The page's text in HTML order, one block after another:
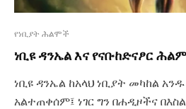
የነቢያት ሕልሞች
ነቢዩ ዳንኤል እና የናቡከድናፆር ሕልም
ነቢዩ ዳንኤል ከአላህ ነቢያት መካከል አንዱ
አልተጠቀሰም፤ ነገር ግን በሐዲዞችና